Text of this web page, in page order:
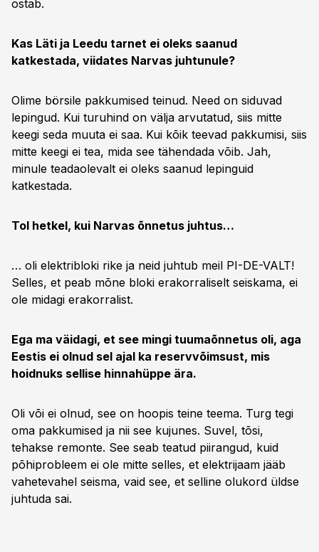
ostab.
Kas Läti ja Leedu tarnet ei oleks saanud
katkestada, viidates Narvas juhtunule?
Olime börsile pakkumised teinud. Need on siduvad
lepingud. Kui turuhind on välja arvutatud, siis mitte
keegi seda muuta ei saa. Kui kõik teevad pakkumisi, siis
mitte keegi ei tea, mida see tähendada võib. Jah,
minule teadaolevalt ei oleks saanud lepinguid
katkestada.
Tol hetkel, kui Narvas õnnetus juhtus…
… oli elektribloki rike ja neid juhtub meil PI-DE-VALT!
Selles, et peab mõne bloki erakorraliselt seiskama, ei
ole midagi erakorralist.
Ega ma väidagi, et see mingi tuumaõnnetus oli, aga
Eestis ei olnud sel ajal ka reservvõimsust, mis
hoidnuks sellise hinnahüppe ära.
Oli või ei olnud, see on hoopis teine teema. Turg tegi
oma pakkumised ja nii see kujunes. Suvel, tõsi,
tehakse remonte. See seab teatud piirangud, kuid
põhiprobleem ei ole mitte selles, et elektrijaam jääb
vahetevahel seisma, vaid see, et selline olukord üldse
juhtuda sai.